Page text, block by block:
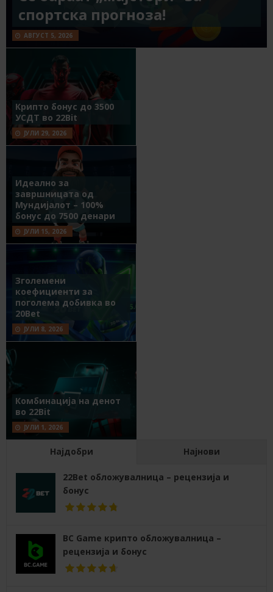
спортска прогноза!
АВГУСТ 5, 2026
Крипто бонус до 3500
УСДТ во 22Bit
ЈУЛИ 29, 2026
Идеално за
завршницата од
Мундијалот – 100%
бонус до 7500 денари
ЈУЛИ 15, 2026
Зголемени
коефициенти за
поголема добивка во
20Bet
ЈУЛИ 8, 2026
Комбинација на денот
во 22Bit
ЈУЛИ 1, 2026
Најдобри Најнови
22Bet обложувалница – рецензија и
бонус
BC Game крипто обложувалница –
рецензија и бонус